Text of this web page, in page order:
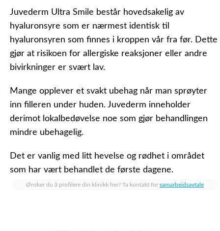
Juvederm Ultra Smile består hovedsakelig av
hyaluronsyre som er nærmest identisk til
hyaluronsyren som finnes i kroppen vår fra før. Dette
gjør at risikoen for allergiske reaksjoner eller andre
bivirkninger er svært lav.
Mange opplever et svakt ubehag når man sprøyter
inn filleren under huden. Juvederm inneholder
derimot lokalbedøvelse noe som gjør behandlingen
mindre ubehagelig.
Det er vanlig med litt hevelse og rødhet i området
som har vært behandlet de første dagene.
Ønsker du å profilere din klinikk her? Ta kontakt for samarbeidsavtale